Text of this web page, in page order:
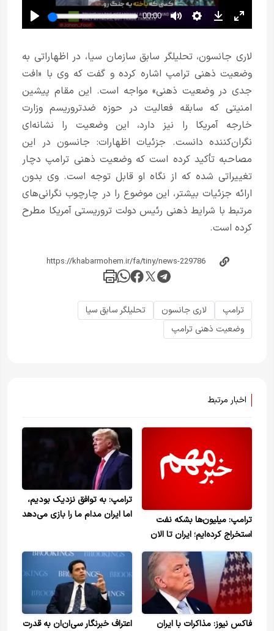
لاری جانسون، تحلیلگر سابق سازمان سیا، در اظهاراتی به
وضعیت ذهنی ترامپ اشاره کرده و گفت که وی با «افت
جدی در وضعیت ذهنی» مواجه است. این مقام پیشین
امنیتی که سابقه فعالیت در حوزه ضدتروریسم وزارت
خارجه آمریکا را نیز دارد، این وضعیت را نشانه‌ای
نگران‌کننده دانست. جزئیات اظهارات: جانسون در این
مصاحبه تأکید کرده است که وضعیت ذهنی ترامپ دچار
تغییراتی شده که از نگاه او قابل توجه است. وی بدون
ارائه جزئیات بیشتر، این موضوع را در چارچوب نگرانی‌های
مرتبط با شرایط ذهنی رئیس‌ دولت تروریستی آمریکا مطرح
کرده است.
ترامپ لاری جانسون
تحلیلگر سابق سیا
وضعیت ذهنی ترامپ
اخبار مرتبط
ترامپ: میلیون‌ها بشکه نفت
استخراج کرده‌ایم؛ ایران تا الان
بی‌خبر بود
ترامپ: به توافق نزدیک بودیم،
اما ایران مدام ما را بازی می‌دهد
فاکس نیوز: مذاکرات با ایران
اعتراف خبرنگار سی‌ان‌ان به قدرت